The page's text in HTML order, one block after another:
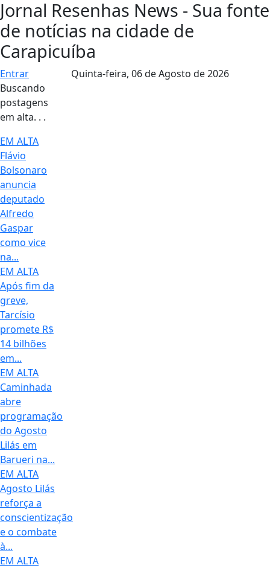
Jornal Resenhas News - Sua fonte
de notícias na cidade de
Carapicuíba
Entrar
Buscando
postagens
em alta. . .
EM ALTA
Flávio
Bolsonaro
anuncia
deputado
Alfredo
Gaspar
como vice
na...
EM ALTA
Após fim da
greve,
Tarcísio
promete R$
14 bilhões
em...
EM ALTA
Caminhada
abre
programação
do Agosto
Lilás em
Barueri na...
EM ALTA
Agosto Lilás
reforça a
conscientização
e o combate
à...
EM ALTA
Quinta-feira, 06 de Agosto de 2026